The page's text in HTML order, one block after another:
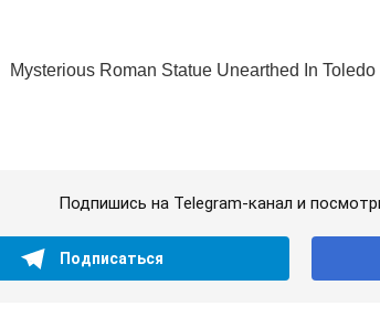
Подпишись на Telegram-канал и
Подписаться